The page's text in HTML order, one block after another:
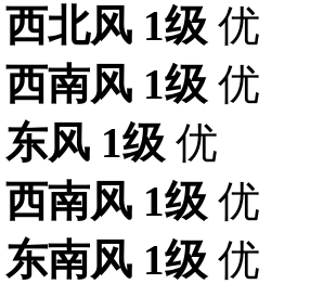
西北风 1级 优
西南风 1级 优
东风 1级 优
西南风 1级 优
东南风 1级 优